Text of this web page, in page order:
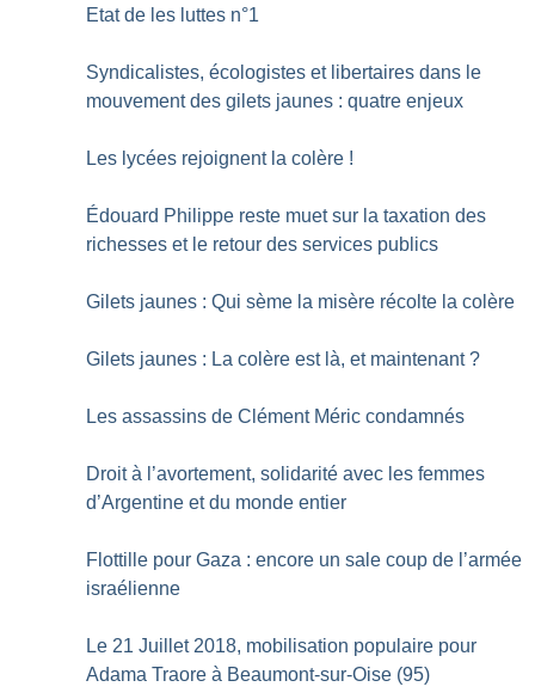
Etat de les luttes n°1
Syndicalistes, écologistes et libertaires dans le
mouvement des gilets jaunes : quatre enjeux
Les lycées rejoignent la colère !
Édouard Philippe reste muet sur la taxation des
richesses et le retour des services publics
Gilets jaunes : Qui sème la misère récolte la colère
Gilets jaunes : La colère est là, et maintenant ?
Les assassins de Clément Méric condamnés
Droit à l’avortement, solidarité avec les femmes
d’Argentine et du monde entier
Flottille pour Gaza : encore un sale coup de l’armée
israélienne
Le 21 Juillet 2018, mobilisation populaire pour
Adama Traore à Beaumont-sur-Oise (95)